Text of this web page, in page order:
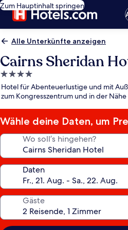
Zum Hauptinhalt springen
Alle Unterkünfte anzeigen
Cairns Sheridan
4.0-
Sterne-
Unterkunft
Hotel für Abenteuerlustige und mit
zum Kongresszentrum und in der Nähe
Wähle deine Daten, um
Wo soll’s hingehen?
Daten
Gäste